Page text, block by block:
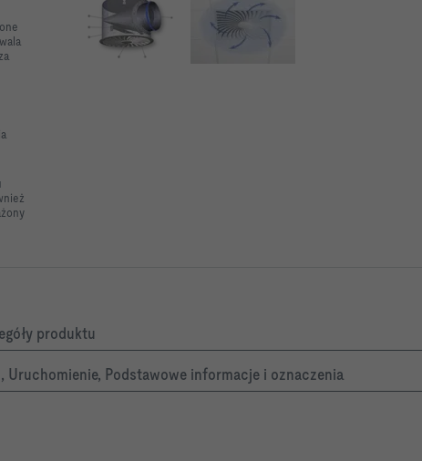
produktu
Uruchomienie, Podstawowe informacje i oznaczenia